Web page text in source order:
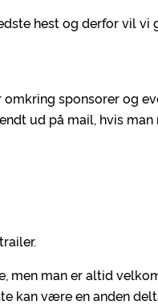
hest og derfor vil vi
sponsorer og
ud på mail, hvis man
men man er altid
kan være en anden